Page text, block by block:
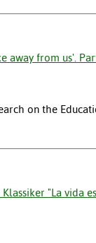
away from us'.
on the
"La vida